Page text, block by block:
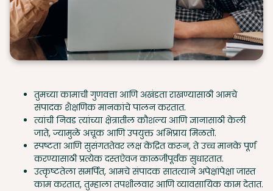
तुमच्या कामाची गुणवत्ता आणि अखंडता राखण्यासाठी आमचे
संपादक शैक्षणिक मानकांचे पालन करतात.
त्यांची निवड त्यांच्या क्षेत्रातील कौशल्य आणि ज्ञानासाठी केली
जाते, ज्यामुळे अचूक आणि उपयुक्त अभिप्राय मिळतो.
स्पष्टता आणि सुसंगततेवर लक्ष केंद्रित करून, ते उच्च मानके पूर्ण
करण्यासाठी प्रत्येक दस्तऐवज काळजीपूर्वक सुधारतात.
उत्कृष्टतेला समर्पित, आमचे संपादक सातत्याने अपेक्षांपेक्षा जास्त
काम करतात, तुम्हाला तपशीलवार आणि व्यावसायिक काम देतात.